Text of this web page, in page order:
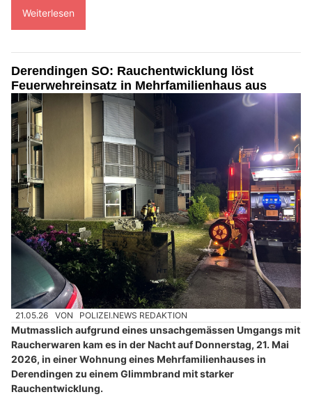
Weiterlesen
Derendingen SO: Rauchentwicklung löst
Feuerwehreinsatz in Mehrfamilienhaus aus
21.05.26 VON POLIZEI.NEWS REDAKTION
Mutmasslich aufgrund eines unsachgemässen Umgangs mit
Raucherwaren kam es in der Nacht auf Donnerstag, 21. Mai
2026, in einer Wohnung eines Mehrfamilienhauses in
Derendingen zu einem Glimmbrand mit starker
Rauchentwicklung.